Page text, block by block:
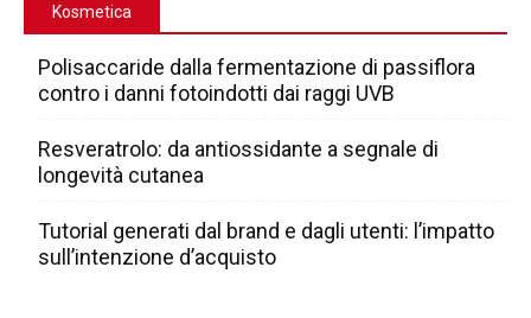
Kosmetica
Polisaccaride dalla fermentazione di passiflora
contro i danni fotoindotti dai raggi UVB
Resveratrolo: da antiossidante a segnale di
longevità cutanea
Tutorial generati dal brand e dagli utenti: l’impatto
sull’intenzione d’acquisto